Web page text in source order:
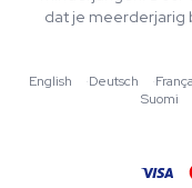
Privacybeleid
Tools & Calculators
dat je meerderjarig
English
·Deutsch ·
Suomi